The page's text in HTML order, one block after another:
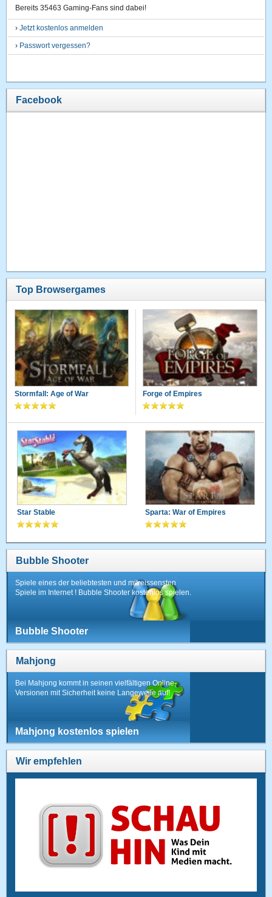
Bereits 35463 Gaming-Fans sind dabei!
›Jetzt kostenlos anmelden
› Passwort vergessen?
Facebook
Top Browsergames
Stormfall: Age of War Forge of Empires
Star Stable Sparta: War of Empires
Bubble Shooter
Spiele eines der beliebtesten und mitreissensten
Spiele im Internet ! Bubble Shooter kostenlos spielen.
Bubble Shooter
Mahjong
Bei Mahjong kommt in seinen vielfältigen Online-
Versionen mit Sicherheit keine Langeweile auf!
Mahjong kostenlos spielen
Wir empfehlen